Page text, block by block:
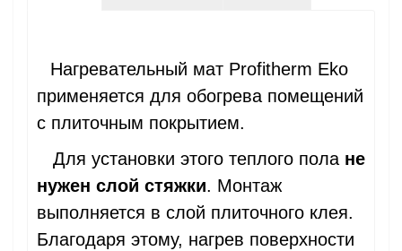
Нагревательный мат Profitherm Eko
применяется для обогрева помещений
с плиточным покрытием.
Для установки этого теплого пола не
нужен слой стяжки. Монтаж
выполняется в слой плиточного клея.
Благодаря этому, нагрев поверхности